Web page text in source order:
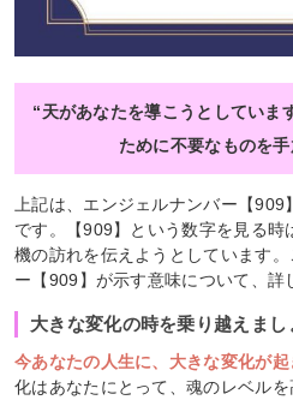
“天があなたを導こうとしていま
ために不要なものを
上記は、エンジェルナンバー【
です。【909】という数字を見る時
機の訪れを伝えようとしています
ー【909】が示す意味について、詳
大きな変化の時を乗り越えまし
今あなたの人生に、大きな変化が
化はあなたにとって、魂のレベル